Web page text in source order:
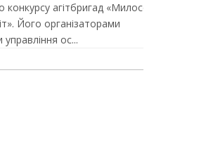
конкурсу агітбригад «Милосердя
Його організаторами
управління ос...